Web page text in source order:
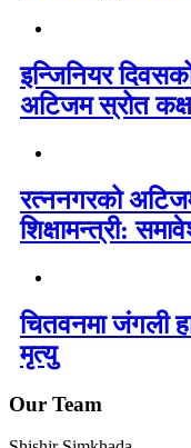
इन्जिनियर
अटिजम स्रोत
रत्ननगरको
शिक्षामन्त्री:
चितवनमा जंगली
मृत्यु
Our Team